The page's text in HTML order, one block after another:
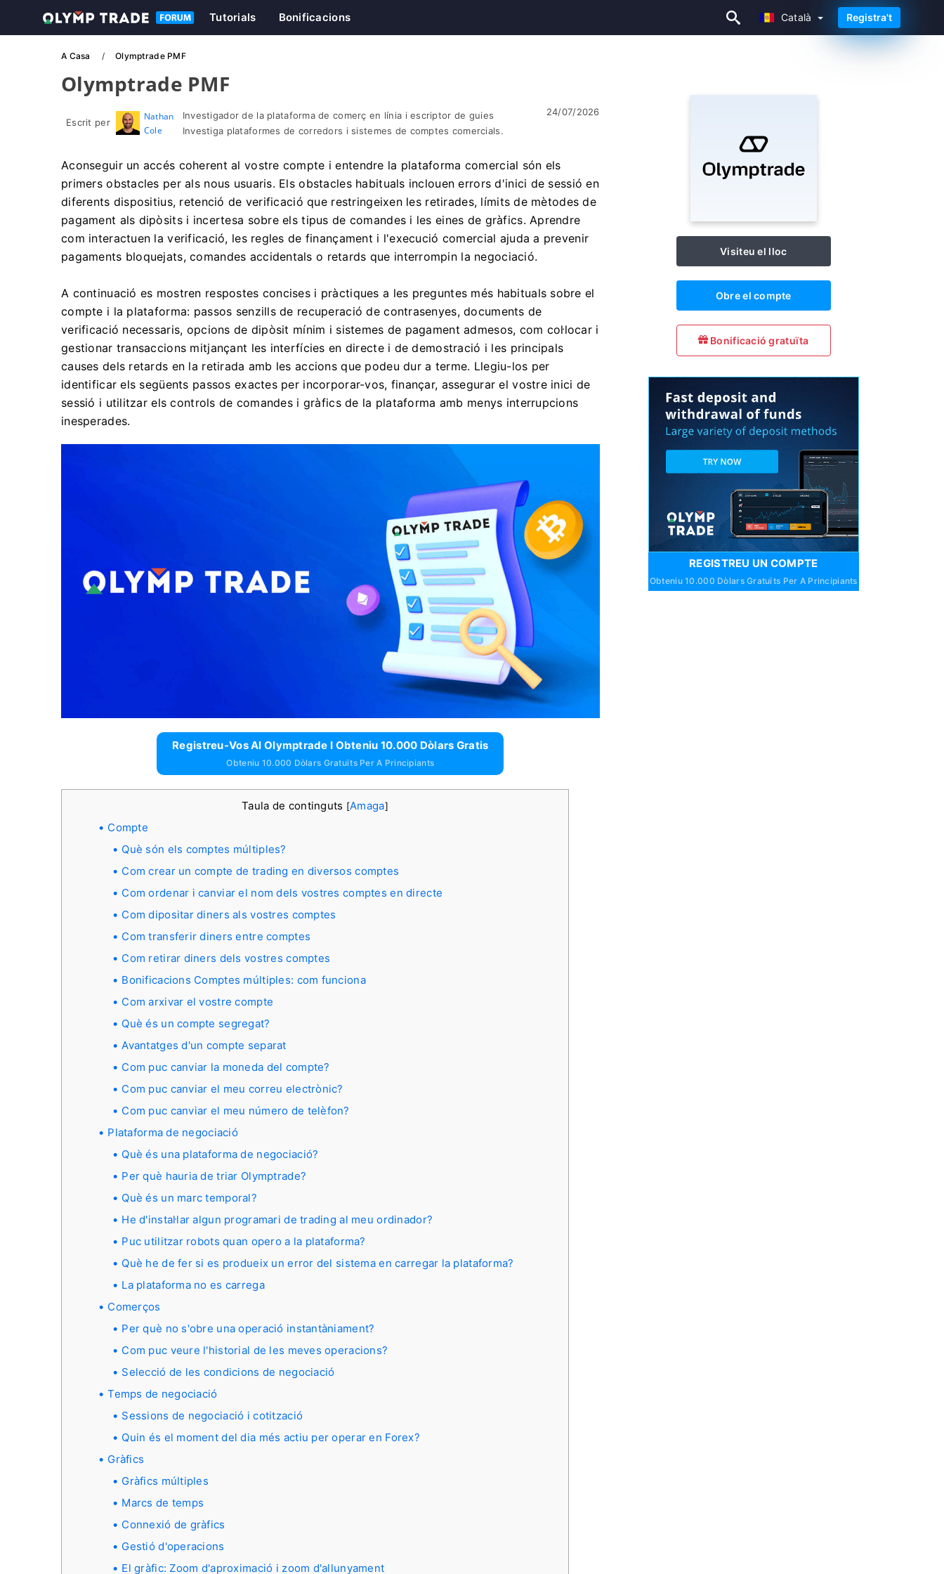
Català
Tutorials Bonificacions Català Registra't
A Casa Olymptrade PMF
Olymptrade PMF
Escrit per
Nathan
Cole
Investigador de la plataforma de comerç en línia i escriptor de guies
Investiga plataformes de corredors i sistemes de comptes comercials.
24/07/2026
Aconseguir un accés coherent al vostre compte i entendre la plataforma comercial són els
primers obstacles per als nous usuaris. Els obstacles habituals inclouen errors d'inici de sessió en
diferents dispositius, retenció de verificació que restringeixen les retirades, límits de mètodes de
pagament als dipòsits i incertesa sobre els tipus de comandes i les eines de gràfics. Aprendre
com interactuen la verificació, les regles de finançament i l'execució comercial ajuda a prevenir
pagaments bloquejats, comandes accidentals o retards que interrompin la negociació.
A continuació es mostren respostes concises i pràctiques a les preguntes més habituals sobre el
compte i la plataforma: passos senzills de recuperació de contrasenyes, documents de
verificació necessaris, opcions de dipòsit mínim i sistemes de pagament admesos, com col·locar i
gestionar transaccions mitjançant les interfícies en directe i de demostració i les principals
causes dels retards en la retirada amb les accions que podeu dur a terme. Llegiu-los per
identificar els següents passos exactes per incorporar-vos, finançar, assegurar el vostre inici de
sessió i utilitzar els controls de comandes i gràfics de la plataforma amb menys interrupcions
inesperades.
Registreu-Vos Al Olymptrade I Obteniu 10.000 Dòlars Gratis
Obteniu 10.000 Dòlars Gratuïts Per A Principiants
Taula de continguts [Amaga]
Compte
Què són els comptes múltiples?
Com crear un compte de trading en diversos comptes
Com ordenar i canviar el nom dels vostres comptes en directe
Com dipositar diners als vostres comptes
Com transferir diners entre comptes
Com retirar diners dels vostres comptes
Bonificacions Comptes múltiples: com funciona
Com arxivar el vostre compte
Què és un compte segregat?
Avantatges d'un compte separat
Com puc canviar la moneda del compte?
Com puc canviar el meu correu electrònic?
Com puc canviar el meu número de telèfon?
Plataforma de negociació
Què és una plataforma de negociació?
Per què hauria de triar Olymptrade?
Què és un marc temporal?
He d'instal·lar algun programari de trading al meu ordinador?
Puc utilitzar robots quan opero a la plataforma?
Què he de fer si es produeix un error del sistema en carregar la plataforma?
La plataforma no es carrega
Comerços
Per què no s'obre una operació instantàniament?
Com puc veure l'historial de les meves operacions?
Selecció de les condicions de negociació
Temps de negociació
Sessions de negociació i cotització
Quin és el moment del dia més actiu per operar en Forex?
Gràfics
Gràfics múltiples
Marcs de temps
Connexió de gràfics
Gestió d'operacions
El gràfic: Zoom d'aproximació i zoom d'allunyament
Visiteu el lloc
Obre el compte
Bonificació gratuïta
REGISTREU UN COMPTE
Obteniu 10.000 Dòlars Gratuïts Per A Principiants